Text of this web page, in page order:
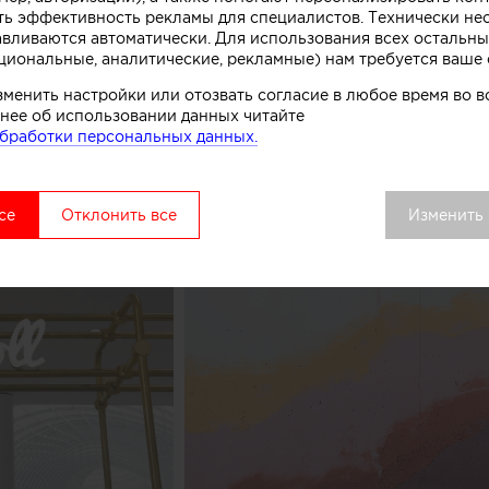
точки выделяется среди других объектов
сосредоточить внимание покупателей как на
процессе, в основе которого перемешивание слоев
рассказывают авторы этого небольшого
эффективность рекламы для специалистов. Технически
автоматически. Для использования всех
аналитические, рекламные) нам требуется ваше
настройки или отозвать согласие в любое время во
об использовании данных читайте
персональных данных.
Отклонить все Изменить